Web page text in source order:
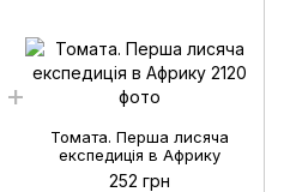
Томата. Перша лисяча
експедиція в Африку
252 грн